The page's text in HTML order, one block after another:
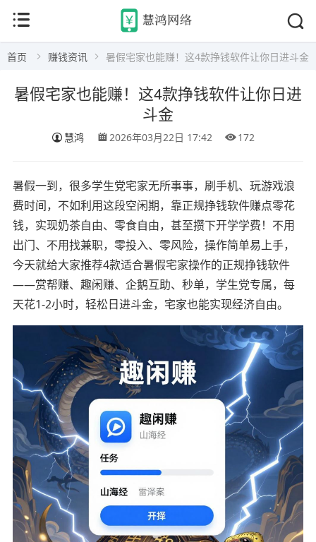
首页 赚钱资讯 暑假宅家也能赚！这4款挣钱软件让你日进斗金
暑假宅家也能赚！这4款挣钱软件让你日进
斗金
慧鸿 2026年03月22日 17:42 172
暑假一到，很多学生党宅家无所事事，刷手机、玩游戏浪
费时间，不如利用这段空闲期，靠正规挣钱软件赚点零花
钱，实现奶茶自由、零食自由，甚至攒下开学学费！不用
出门、不用找兼职，零投入、零风险，操作简单易上手，
今天就给大家推荐4款适合暑假宅家操作的正规挣钱软件
——赏帮赚、趣闲赚、企鹅互助、秒单，学生党专属，每
天花1-2小时，轻松日进斗金，宅家也能实现经济自由。